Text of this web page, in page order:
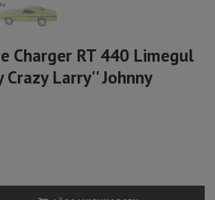
Charger RT 440 Limegul
Larry'' Johnny